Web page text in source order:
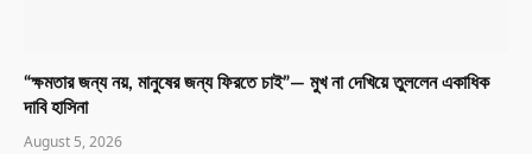
“ক্ষমতার জন্য নয়, মানুষের জন্য ফিরতে চাই”— মুখ না দেখিয়ে তুললেন একাধিক
দাবি হাসিনা
August 5, 2026